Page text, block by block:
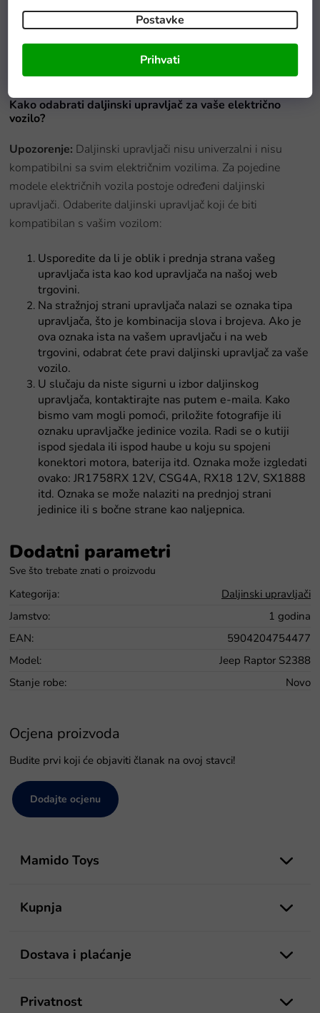
Postavke
Prihvati
Na zalihama
Detaljan opis proizvoda
Kako odabrati daljinski upravljač za vaše električno
vozilo?
Upozorenje: Daljinski upravljači nisu univerzalni i nisu
kompatibilni sa svim električnim vozilima. Za pojedine
modele električnih vozila postoje određeni daljinski
upravljači. Odaberite daljinski upravljač koji će biti
kompatibilan s vašim vozilom:
Usporedite da li je oblik i prednja strana vašeg
upravljača ista kao kod upravljača na našoj web
trgovini.
Na stražnjoj strani upravljača nalazi se oznaka tipa
upravljača, što je kombinacija slova i brojeva. Ako je
ova oznaka ista na vašem upravljaču i na web
trgovini, odabrat ćete pravi daljinski upravljač za vaše
vozilo.
U slučaju da niste sigurni u izbor daljinskog
upravljača, kontaktirajte nas putem e-maila. Kako
bismo vam mogli pomoći, priložite fotografije ili
oznaku upravljačke jedinice vozila. Radi se o kutiji
ispod sjedala ili ispod haube u koju su spojeni
konektori motora, baterija itd. Oznaka može izgledati
ovako: JR1758RX 12V, CSG4A, RX18 12V, SX1888
itd. Oznaka se može nalaziti na prednjoj strani
jedinice ili s bočne strane kao naljepnica.
Dodatni parametri
Kategorija:
Daljinski upravljači
Jamstvo:
1 godina
EAN:
5904204754477
Model:
Jeep Raptor S2388
Stanje robe: Novo
Ocjena proizvoda
Budite prvi koji će objaviti članak na ovoj stavci!
Dodajte ocjenu
Mamido Toys
Kupnja
Dostava i plaćanje
Privatnost